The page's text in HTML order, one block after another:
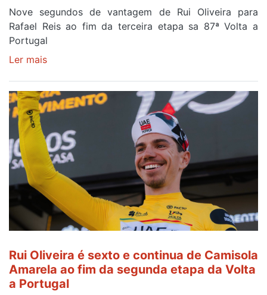
Nove segundos de vantagem de Rui Oliveira para
Rafael Reis ao fim da terceira etapa sa 87ª Volta a
Portugal
Ler mais
Amarela
continua
ser
do
gaiense
Rui
Oliveira
após
quinto
lugar
Beja
e
Elvas
Rui Oliveira é sexto e continua de Camisola
Amarela ao fim da segunda etapa da Volta
a Portugal